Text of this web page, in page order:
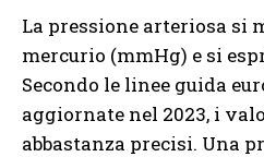
La pressione arteriosa
mercurio (mmHg) e si
Secondo le linee guida
aggiornate nel 2023, i
abbastanza precisi. Una